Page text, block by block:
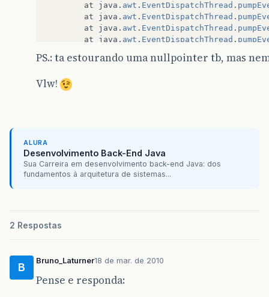
at
java . awt . EventDispatchThread .
at
java . awt . EventDispatchThread .
at
java . awt . EventDispatchThread .
at
java . awt . EventDispatchThread .
java EventDispatchThread
Exception
in thread "AWT-EventQueue-0" java.
at
javax. swing.plaf
at java.awt.Component .
at javax.swing.JComponent
at java.awt.Component.
java . LightweightDispatcher
at java .awt
PS.: ta estourando uma nullpointer tb, mas
Vlw!
ALURA
Desenvolvimento Back-End Java
Sua Carreira em desenvolvimento back-end Java: dos
fundamentos à arquitetura de sistemas...
2 Respostas
B
Bruno_Laturner18 de mar. de 2010
Pense e responda: